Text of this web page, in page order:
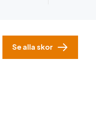
Se alla skor